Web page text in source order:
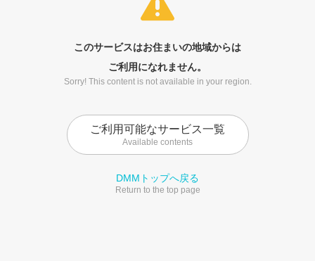
このサービスはお住まいの地域からは
ご利用になれません。
Sorry! This content is not available in your region.
ご利用可能なサービス一覧
Available contents
DMMトップへ戻る
Return to the top page